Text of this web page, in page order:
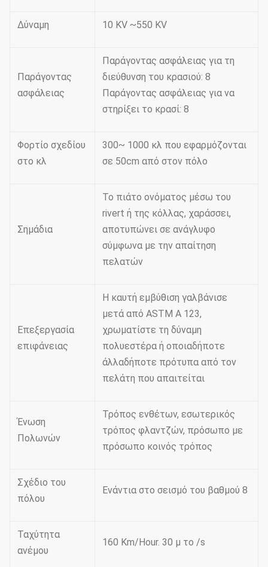
Δύναμη 10 KV ~550 KV
Παράγοντας
ασφάλειας
Παράγοντας ασφάλειας για τη
διεύθυνση του κρασιού: 8
Παράγοντας ασφάλειας για να
στηρίξει το κρασί: 8
Φορτίο σχεδίου
στο κλ
300~ 1000 κλ που εφαρμόζονται
σε 50cm από στον πόλο
Σημάδια
Το πιάτο ονόματος μέσω του
rivert ή της κόλλας, χαράσσει,
αποτυπώνει σε ανάγλυφο
σύμφωνα με την απαίτηση
πελατών
Επεξεργασία
επιφάνειας
Η καυτή εμβύθιση γαλβάνισε
μετά από ASTM Α 123,
χρωματίστε τη δύναμη
πολυεστέρα ή οποιαδήποτε
άλλαδήποτε πρότυπα από τον
πελάτη που απαιτείται
Ένωση
Πολωνών
Τρόπος ενθέτων, εσωτερικός
τρόπος φλαντζών, πρόσωπο με
πρόσωπο κοινός τρόπος
Σχέδιο του
πόλου
Ενάντια στο σεισμό του βαθμού 8
Ταχύτητα
ανέμου
160 Km/Hour. 30 μ το /s